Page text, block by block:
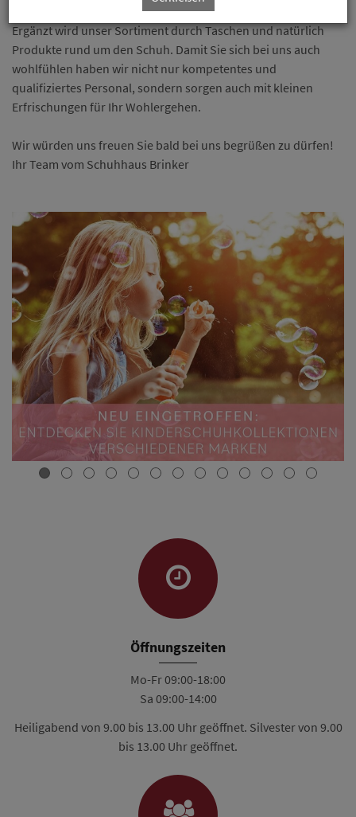
Ergänzt wird unser Sortiment durch Taschen und natürlich
Produkte rund um den Schuh. Damit Sie sich bei uns auch
wohlfühlen haben wir nicht nur kompetentes und
qualifiziertes Personal, sondern sorgen auch mit kleinen
Erfrischungen für Ihr Wohlergehen.
Wir würden uns freuen Sie bald bei uns begrüßen zu dürfen!
Ihr Team vom Schuhhaus Brinker
Öffnungszeiten
Mo-Fr 09:00-18:00
Sa 09:00-14:00
Heiligabend von 9.00 bis 13.00 Uhr geöffnet. Silvester von 9.00
bis 13.00 Uhr geöffnet.